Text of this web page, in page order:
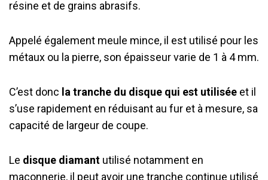
résine et de grains abrasifs.
Appelé également meule mince, il est utilisé pour les
métaux ou la pierre, son épaisseur varie de 1 à 4 mm.
C’est donc la tranche du disque qui est utilisée et il
s’use rapidement en réduisant au fur et à mesure, sa
capacité de largeur de coupe.
Le disque diamant utilisé notamment en
maçonnerie, il peut avoir une tranche continue utilisé